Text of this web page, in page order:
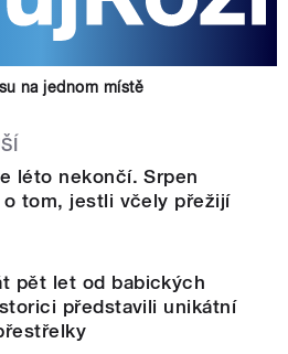
na jednom místě
léto nekončí. Srpen
o tom, jestli včely přežijí
pět let od babických
představili unikátní